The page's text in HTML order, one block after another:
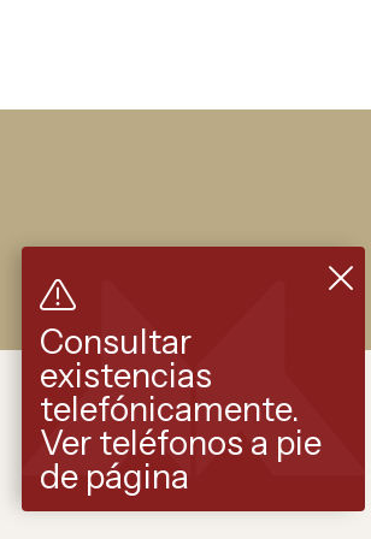
Consultar
existencias
telefónicamente.
Ver teléfonos a pie
de página